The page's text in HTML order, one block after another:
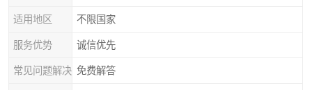
适用地区 不限国家
服务优势 诚信优先
常见问题解决 免费解答